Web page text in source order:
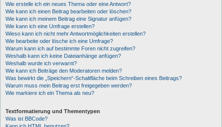
Wie erstelle ich ein neues Thema oder eine Antwort?
Wie kann ich einen Beitrag bearbeiten oder löschen?
Wie kann ich meinem Beitrag eine Signatur anfügen?
Wie kann ich eine Umfrage erstellen?
Wieso kann ich nicht mehr Antwortmöglichkeiten erstellen?
Wie bearbeite oder lösche ich eine Umfrage?
Warum kann ich auf bestimmte Foren nicht zugreifen?
Weshalb kann ich keine Dateianhänge anfügen?
Weshalb wurde ich verwarnt?
Wie kann ich Beiträge den Moderatoren melden?
Was bewirkt die „Speichern“-Schaltfläche beim Schreiben eines Beitrags?
Warum muss mein Beitrag erst freigegeben werden?
Wie markiere ich ein Thema als neu?
Textformatierung und Thementypen
Was ist BBCode?